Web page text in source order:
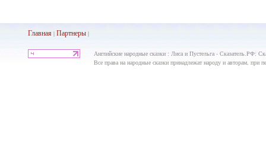
Главная| Партнеры|
Английские народные сказки : Лиса и Пустельга - Сказатель.РФ:
Все права на народные сказки принадлежат народу и авторам, при